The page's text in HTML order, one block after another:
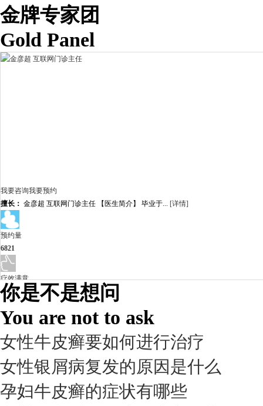
金牌专家团
Gold Panel
我要咨询我要预约
擅长： 金彦超 互联网门诊主任 【医生简介】 毕业于... [详情]
预约量
6821
疗效满意
98%
你是不是想问
You are not to ask
女性牛皮癣要如何进行治疗
女性银屑病复发的原因是什么
孕妇牛皮癣的症状有哪些